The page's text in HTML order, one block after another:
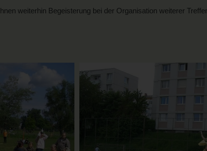
weiterhin Begeisterung bei der Organisation weiterer